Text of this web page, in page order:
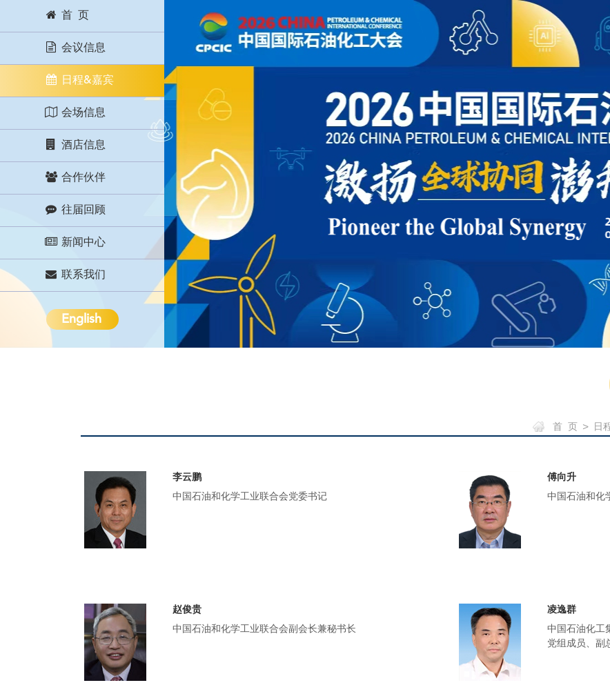
首 页
会议信息
日程&嘉宾
会场信息
酒店信息
合作伙伴
往届回顾
新闻中心
联系我们
English
首 页 > 日
李云鹏
中国石油和化学工业联合会党委书记
傅向升
中国石油和化
赵俊贵
中国石油和化学工业联合会副会长兼秘书长
凌逸群
中国石油化工
党组成员、副